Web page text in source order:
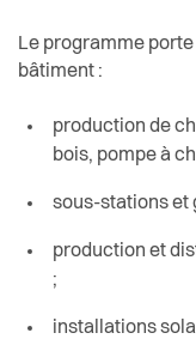
Le programme
bâtiment :
production de
bois, pompe à
sous-stations et
production et
;
installations